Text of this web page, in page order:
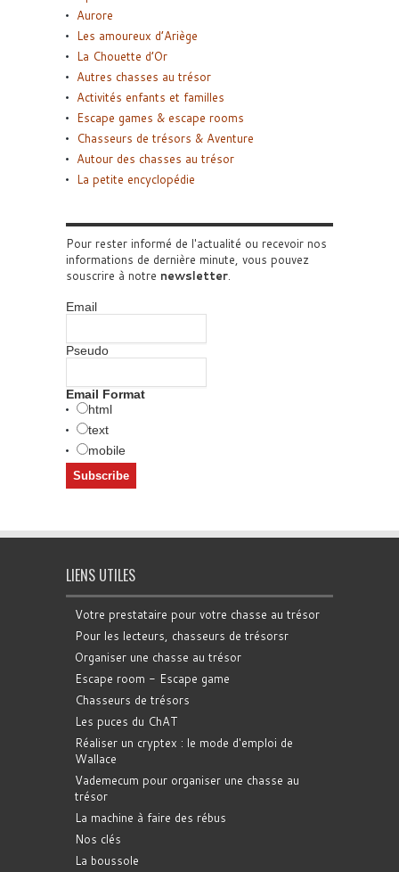
Aurore
Les amoureux d’Ariège
La Chouette d’Or
Autres chasses au trésor
Activités enfants et familles
Escape games & escape rooms
Chasseurs de trésors & Aventure
Autour des chasses au trésor
La petite encyclopédie
Pour rester informé de l'actualité ou recevoir nos
informations de dernière minute, vous pouvez
souscrire à notre newsletter.
Email
Pseudo
Email Format
html
text
mobile
LIENS UTILES
Votre prestataire pour votre chasse au trésor
Pour les lecteurs, chasseurs de trésorsr
Organiser une chasse au trésor
Escape room - Escape game
Chasseurs de trésors
Les puces du ChAT
Réaliser un cryptex : le mode d'emploi de
Wallace
Vademecum pour organiser une chasse au
trésor
La machine à faire des rébus
Nos clés
La boussole